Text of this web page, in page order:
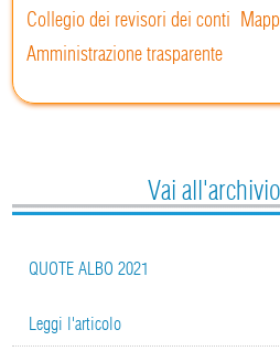
Collegio dei revisori dei conti
Amministrazione trasparente
Vai
QUOTE ALBO 2021
Leggi l'articolo